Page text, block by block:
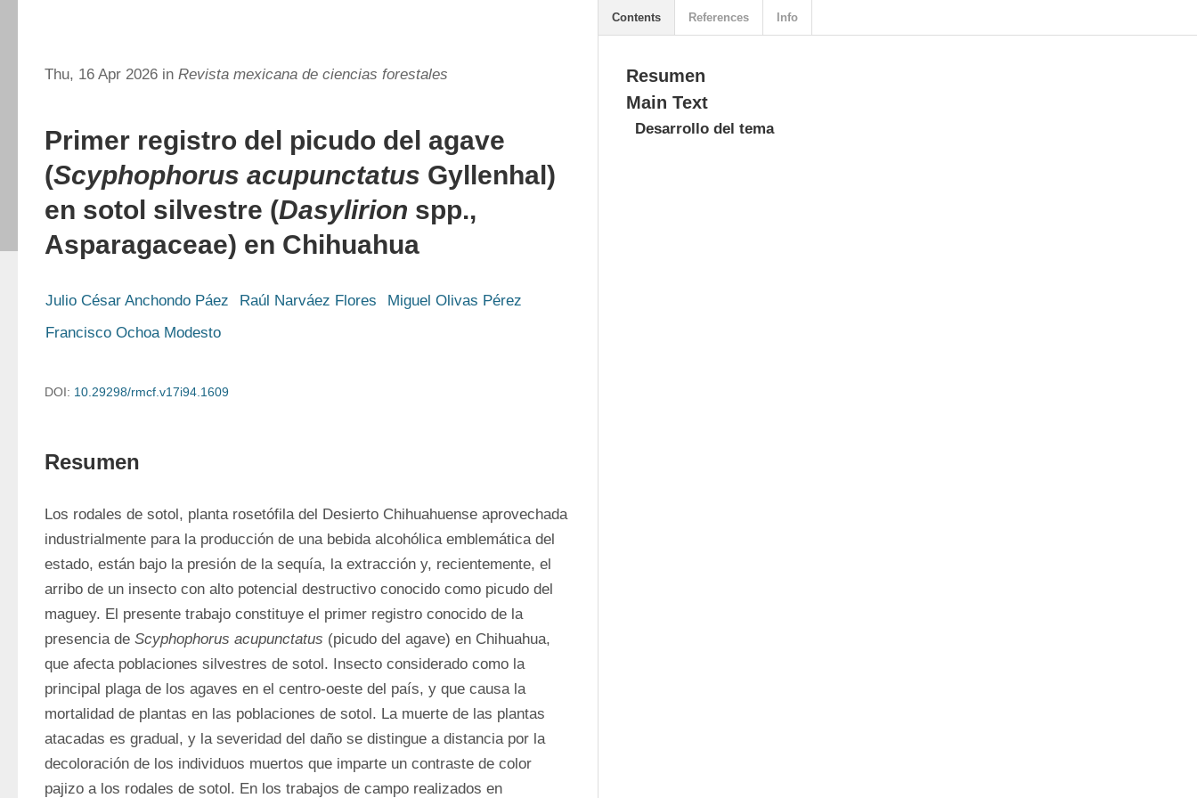
Thu, 16 Apr 2026 in Revista mexicana de ciencias forestales
Primer registro del picudo del agave
(Scyphophorus acupunctatus Gyllenhal)
en sotol silvestre (Dasylirion spp.,
Asparagaceae) en Chihuahua
Julio César Anchondo Páez Raúl Narváez Flores
Miguel Olivas Pérez
Francisco Ochoa Modesto
DOI: 10.29298/rmcf.v17i94.1609
Resumen
Los rodales de sotol, planta rosetófila del Desierto Chihuahuense aprovechada
industrialmente para la producción de una bebida alcohólica emblemática del
estado, están bajo la presión de la sequía, la extracción y, recientemente, el
arribo de un insecto con alto potencial destructivo conocido como picudo del
maguey. El presente trabajo constituye el primer registro conocido de la
presencia de Scyphophorus acupunctatus (picudo del agave) en Chihuahua,
que afecta poblaciones silvestres de sotol. Insecto considerado como la
principal plaga de los agaves en el centro-oeste del país, y que causa la
mortalidad de plantas en las poblaciones de sotol. La muerte de las plantas
atacadas es gradual, y la severidad del daño se distingue a distancia por la
decoloración de los individuos muertos que imparte un contraste de color
pajizo a los rodales de sotol. En los trabajos de campo realizados en
Resumen
Main Text
Desarrollo del tema
Contents References Info